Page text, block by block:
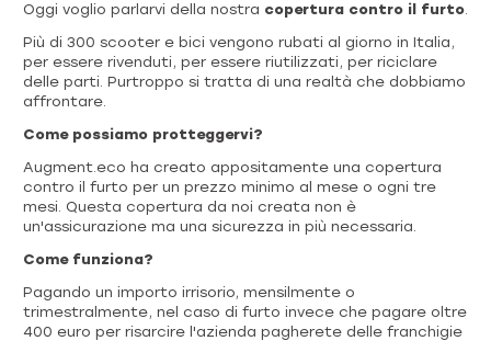
Oggi voglio parlarvi della nostra copertura contro il furto
Più di 300 scooter e bici vengono rubati al giorno in Italia,
per essere rivenduti, per essere riutilizzati, per riciclare
delle parti. Purtroppo si tratta di una realtà che dobbiamo
affrontare.
Come possiamo protteggervi?
Augment.eco ha creato appositamente una copertura
contro il furto per un prezzo minimo al mese o ogni tre
mesi. Questa copertura da noi creata non è
un'assicurazione ma una sicurezza in più necessaria.
Come funziona?
Pagando un importo irrisorio, mensilmente o
trimestralmente, nel caso di furto invece che pagare oltre
400 euro per risarcire l'azienda pagherete delle franchigie